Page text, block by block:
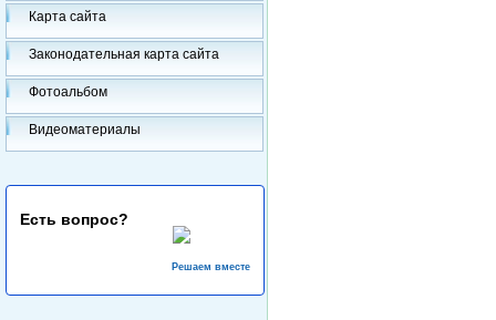
Карта сайта
Законодательная карта сайта
Фотоальбом
Видеоматериалы
Есть вопрос?
Решаем вместе